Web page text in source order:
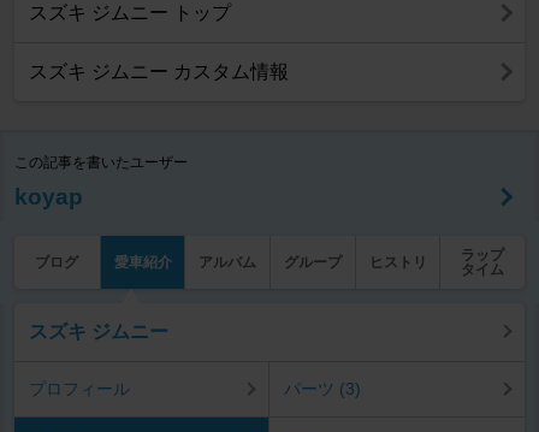
スズキ ジムニー トップ
スズキ ジムニー カスタム情報
この記事を書いたユーザー
koyap
ブログ 愛車紹介 アルバム グループ ヒストリ
ラップ
タイム
スズキ ジムニー
プロフィール パーツ (3)